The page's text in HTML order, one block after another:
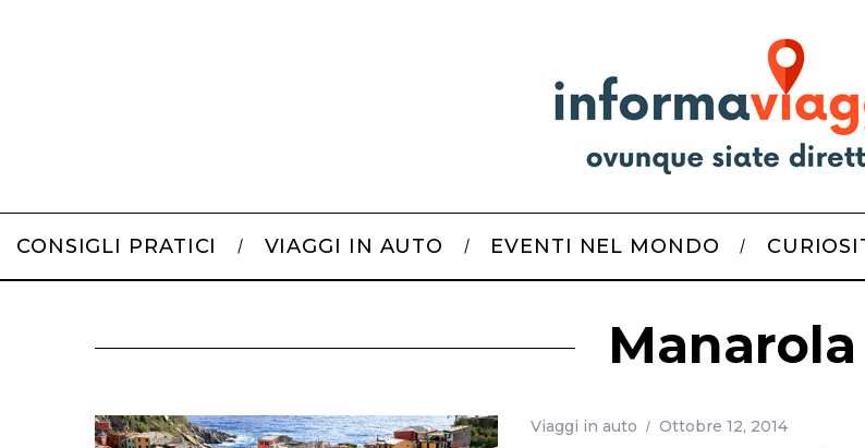
CONSIGLI PRATICI VIAGGI IN AUTO EVENTI NEL MONDO
Manarola
Viaggi in auto Ottobre 12, 2014